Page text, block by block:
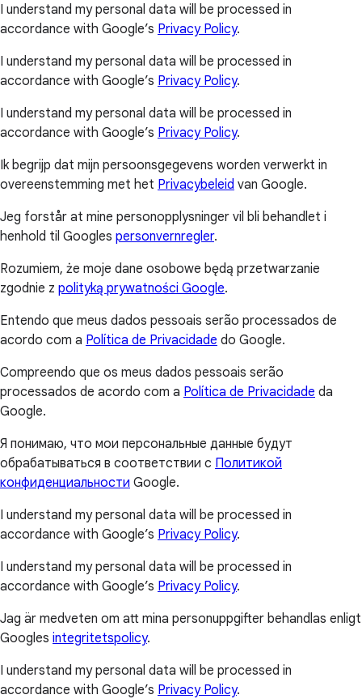
I understand my personal data will be processed in
accordance with Google’s Privacy Policy.
I understand my personal data will be processed in
accordance with Google’s Privacy Policy.
I understand my personal data will be processed in
accordance with Google’s Privacy Policy.
Ik begrijp dat mijn persoonsgegevens worden verwerkt in
overeenstemming met het Privacybeleid van Google.
Jeg forstår at mine personopplysninger vil bli behandlet i
henhold til Googles personvernregler.
Rozumiem, że moje dane osobowe będą przetwarzanie
zgodnie z polityką prywatności Google.
Entendo que meus dados pessoais serão processados de
acordo com a Política de Privacidade do Google.
Compreendo que os meus dados pessoais serão
processados de acordo com a Política de Privacidade da
Google.
Я понимаю, что мои персональные данные будут
обрабатываться в соответствии с Политикой
конфиденциальности Google.
I understand my personal data will be processed in
accordance with Google’s Privacy Policy.
I understand my personal data will be processed in
accordance with Google’s Privacy Policy.
Jag är medveten om att mina personuppgifter behandlas enligt
Googles integritetspolicy.
I understand my personal data will be processed in
accordance with Google’s Privacy Policy.